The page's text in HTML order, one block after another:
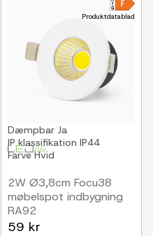
Produktdatablad
Dæmpbar Ja
IP klassifikation IP44
FarveHvid
2W Ø3,8cm Focu38
møbelspot indbygning
RA92
12V DC, Hul: Ø3,5 cm,
59 kr